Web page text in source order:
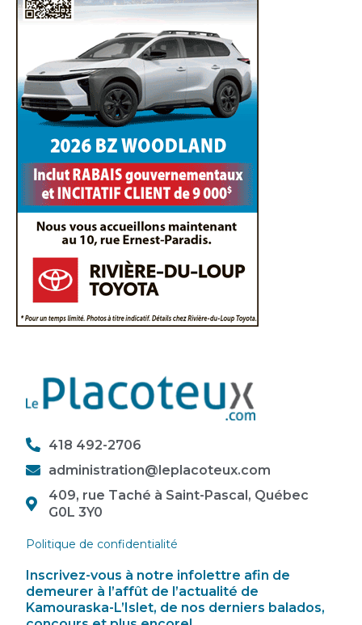
418 492-2706
administration@leplacoteux.com
409, rue Taché à Saint-Pascal, Québec
G0L 3Y0
Politique de confidentialité
Inscrivez-vous à notre infolettre afin de
demeurer à l’affût de l’actualité de
Kamouraska-L’Islet, de nos derniers balados,